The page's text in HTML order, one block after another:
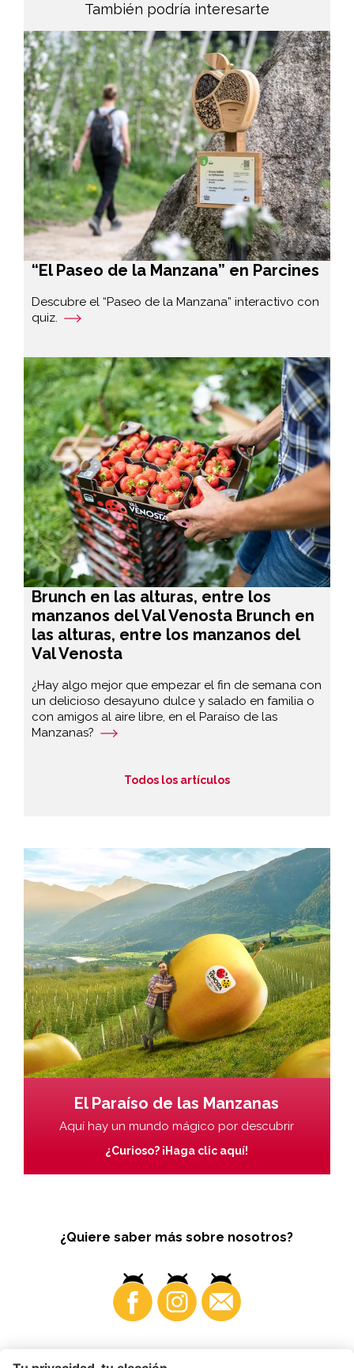
También podría interesarte
“El Paseo de la Manzana” en Parcines
Descubre el “Paseo de la Manzana” interactivo con
quiz.
Brunch en las alturas, entre los
manzanos del Val Venosta Brunch en
las alturas, entre los manzanos del
Val Venosta
¿Hay algo mejor que empezar el fin de semana con
un delicioso desayuno dulce y salado en familia o
con amigos al aire libre, en el Paraíso de las
Manzanas?
Todos los artículos
El Paraíso de las Manzanas
Aquí hay un mundo mágico por descubrir
¿Curioso? ¡Haga clic aquí!
¿Quiere saber más sobre nosotros?
Business